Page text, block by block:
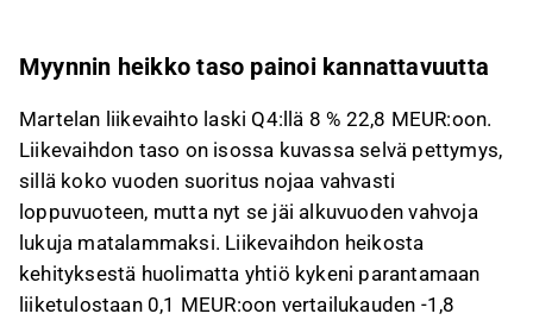
Myynnin heikko taso painoi kannattavuutta
Martelan liikevaihto laski Q4:llä 8 % 22,8 MEUR:oon.
Liikevaihdon taso on isossa kuvassa selvä pettymys,
sillä koko vuoden suoritus nojaa vahvasti
loppuvuoteen, mutta nyt se jäi alkuvuoden vahvoja
lukuja matalammaksi. Liikevaihdon heikosta
kehityksestä huolimatta yhtiö kykeni parantamaan
liiketulostaan 0,1 MEUR:oon vertailukauden -1,8